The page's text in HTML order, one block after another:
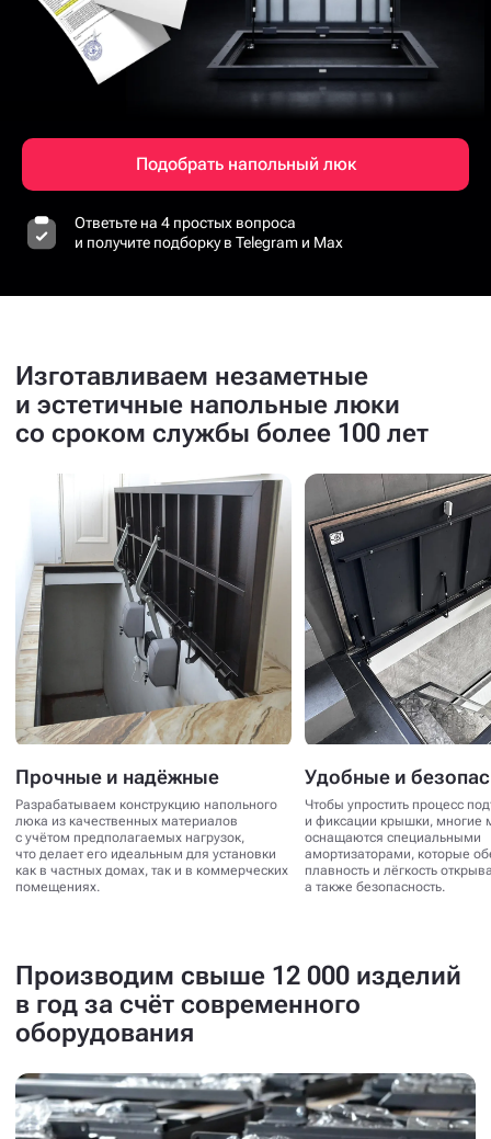
Подобрать напольный люк
Ответьте на 4 простых вопроса
и получите подборку в Telegram и Max
Изготавливаем незаметные
и эстетичные напольные люки
со сроком службы более 100 лет
Прочные и надёжные
Разрабатываем конструкцию напольного
люка из качественных материалов
с учётом предполагаемых нагрузок,
что делает его идеальным для установки
как в частных домах, так и в коммерческих
помещениях.
Удобные и
Чтобы упростить процесс
и фиксации крышки, многие
оснащаются специальными
амортизаторами, которые
плавность и лёгкость
а также безопасность.
Производим свыше 12 000 изделий
в год за счёт современного
оборудования